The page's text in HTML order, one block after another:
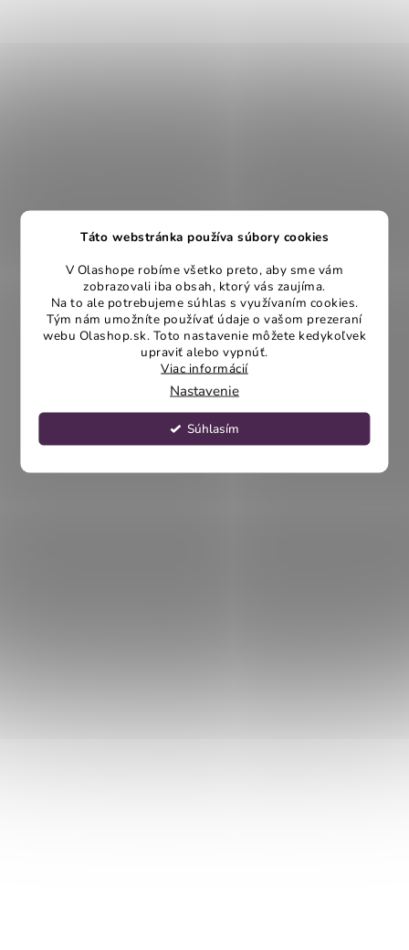
Táto webstránka používa súbory cookies
V Olashope robíme všetko preto, aby sme vám
zobrazovali iba obsah, ktorý vás zaujíma.
Na to ale potrebujeme súhlas s využívaním cookies.
Tým nám umožníte používať údaje o vašom prezeraní
webu Olashop.sk. Toto nastavenie môžete kedykoľvek
upraviť alebo vypnúť.
Viac informácií
Nastavenie
Súhlasím